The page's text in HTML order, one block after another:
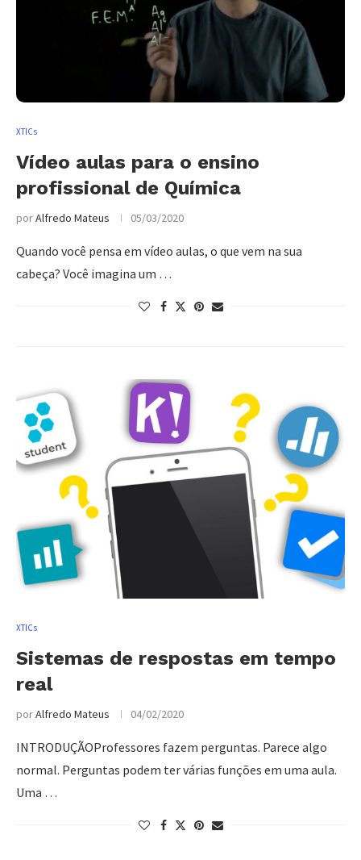
XTICs
Vídeo aulas para o ensino
profissional de Química
porAlfredo Mateus 05/03/2020
Quando você pensa em vídeo aulas, o que vem na sua
cabeça? Você imagina um …
XTICs
Sistemas de respostas em tempo
real
porAlfredo Mateus 04/02/2020
INTRODUÇÃOProfessores fazem perguntas. Parece algo
normal. Perguntas podem ter várias funções em uma aula.
Uma …